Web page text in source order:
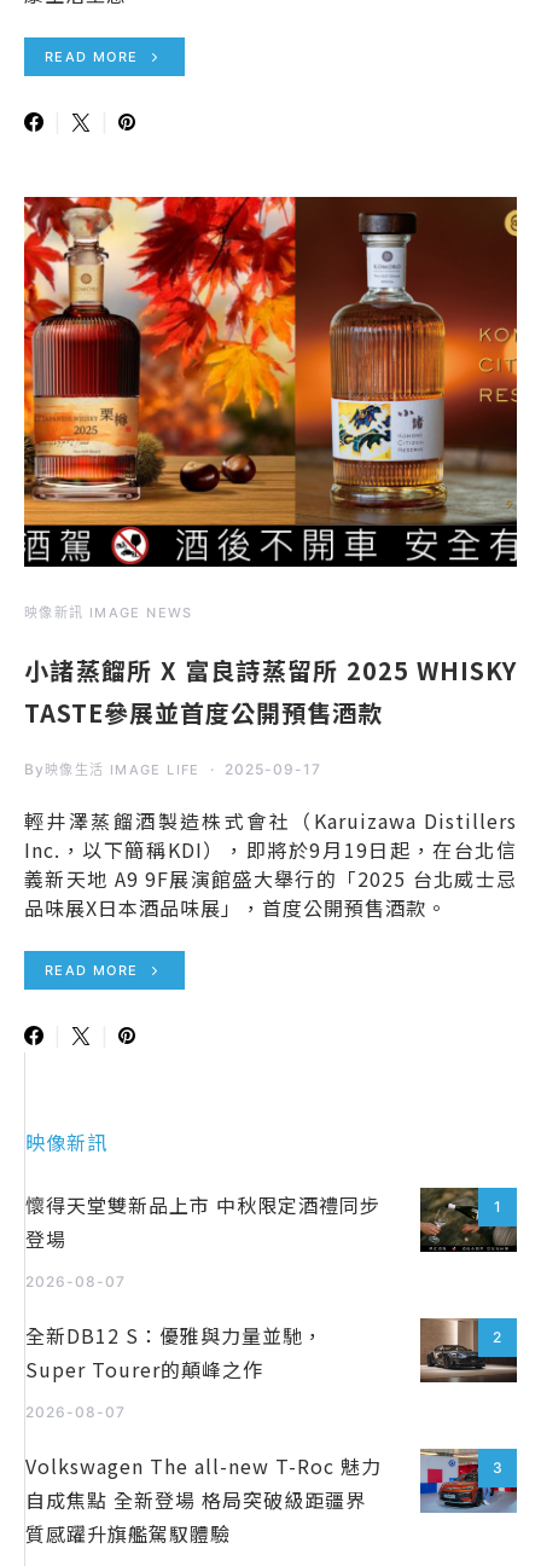
READ MORE
映像新訊 IMAGE NEWS
小諸蒸餾所 X 富良詩蒸留所 2025 WHISKY
TASTE參展並首度公開預售酒款
By 映像生活 IMAGE LIFE 2025-09-17
輕井澤蒸餾酒製造株式會社（Karuizawa Distillers
Inc.，以下簡稱KDI），即將於9月19日起，在台北信
義新天地 A9 9F展演館盛大舉行的「2025 台北威士忌
品味展X日本酒品味展」，首度公開預售酒款。
READ MORE
映像新訊
1
懷得天堂雙新品上市 中秋限定酒禮同步
登場
2026-08-07
2
全新DB12 S：優雅與力量並馳，
Super Tourer的顛峰之作
2026-08-07
3
Volkswagen The all-new T-Roc 魅力
自成焦點 全新登場 格局突破級距疆界
質感躍升旗艦駕馭體驗